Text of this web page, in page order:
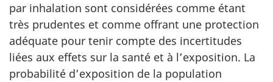
par inhalation sont considérées comme étant
très prudentes et comme offrant une protection
adéquate pour tenir compte des incertitudes
liées aux effets sur la santé et à l’exposition. La
probabilité d’exposition de la population